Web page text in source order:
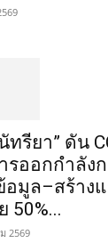
ทรียา” ดัน
รออกกำลัง
มูล–สร้างแ
50%...
2569